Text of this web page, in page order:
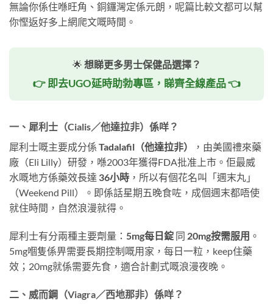
無論你係住喺旺角、銅鑼灣定係元朗，呢篇比較文都可以幫
你慳返好多上網爬文嘅時間。
🌟 想睇更多男士保健品選擇？
👉 即去UGO延時助勃專區，睇齊全線產品 👈
一、犀利士（Cialis／他達拉非）係咩？
犀利士嘅主要成分係 Tadalafil（他達拉非）
，由美國禮來藥
廠（Eli Lilly）研發，喺2003年獲得FDA批准上市。佢最威
水嘅地方係藥效長達 36小時 ，所以有個花名叫「週末丸」
（Weekend Pill）。即係話星期五晚食咗，成個週末都唔使
就住時間，自然浪漫就得。
犀利士有分兩種主要劑量： 5mg每日錠 同 20mg按需服用 。
5mg嗰隻係畀需要長期控制嘅用家，每日一粒，keep住藥
效；20mg就係需要先食，適合計劃式嘅浪漫夜晚。
二、威而鋼（Viagra／西地那非）係咩？